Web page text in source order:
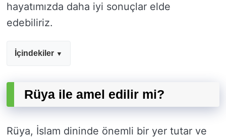
hayatımızda daha iyi sonuçlar elde
edebiliriz.
İçindekiler
Rüya ile amel edilir mi?
Rüya, İslam dininde önemli bir yer tutar ve